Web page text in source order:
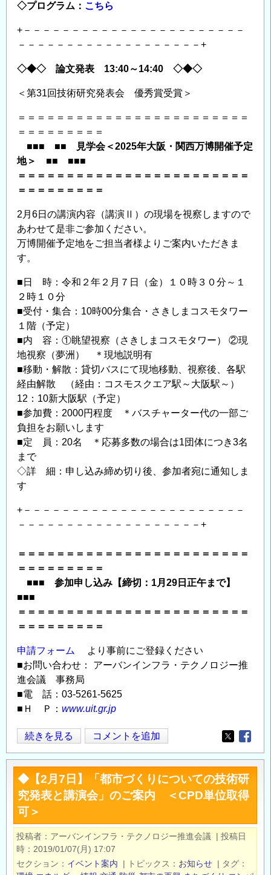
◇プログラム： こちら
+－－－－－－－－－－－－－－－－－－－－－－－
－－－－－－－－－－－－－－－－－－－+
◇◆◇ 論文発表 13:40～14:40 ◇◆◇
＜第31回技術研究発表会 優秀賞受賞＞
＝＝＝＝＝＝＝＝＝＝＝＝＝＝＝＝＝＝＝＝＝＝＝＝
＝＝＝＝＝＝＝＝＝
■■■ ■■ 見学会＜2025年大阪・関西万博開催予定
地＞ ■■ ■■■
＝＝＝＝＝＝＝＝＝＝＝＝＝＝＝＝＝＝＝＝＝＝＝＝
＝＝＝＝＝＝＝＝＝
2月6日の講演内容（講演Ⅱ）の現場を視察しますので
あわせて是非ご参加ください。
万博開催予定地をご担当者様よりご案内いただきま
す。
■日 時：令和２年２月７日（金）１０時３０分～１
２時１０分
■受付・集合：10時00分集合・さきしまコスモタワー
１階（予定）
■内 容：①眺望視察（さきしまコスモタワー） ②現
地視察（夢洲） ＊現地説明有
■移動・解散：貸切バスにて現地移動、視察後、各駅
経由解散 （経由：コスモスクエア駅～大阪駅～）
12：10新大阪駅（予定）
■参加費：2000円程度 ＊バスチャーター代の一部ご
負担をお願いします
■定 員：20名 ＊応募多数の場合は1団体につき3名
まで
◇詳 細：申し込み締め切り後、参加者宛に通知しま
す
+－－－－－－－－－－－－－－－－－－－－－－－
－－－－－－－－－－－－－－－－－－－+
＝＝＝＝＝＝＝＝＝＝＝＝＝＝＝＝＝＝＝＝＝＝＝＝
＝＝＝＝＝＝＝＝＝
■■■ 参加申し込み【締切：1月29日正午まで】
■■■
＝＝＝＝＝＝＝＝＝＝＝＝＝＝＝＝＝＝＝＝＝＝＝＝
＝＝＝＝＝＝＝＝＝
申請フォーム
より事前にご登録ください
■お問い合わせ： アーバンインフラ・テクノロジー推
進会議 事務局
■電 話：03-5261-5625
■Ｈ Ｐ： www.uit.gr.jp
「【2
月
6
日】
都
市
づ
く
に
続きを見る コメントを追加
Opens in
◆【2月7日】「都市づくりについての技術研
究発表と講演会」のご案内 ＜CPD単位取得
可＞
投稿者 アーバンインフラ・テクノロジー推進会議 | 投稿日
時
2019/01/07(月) 17:07
セクション
イベント案内 | トピックス お知らせ | タグ